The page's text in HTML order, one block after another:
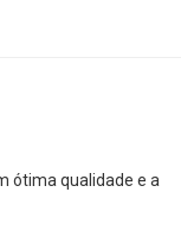
ótima qualidade e a